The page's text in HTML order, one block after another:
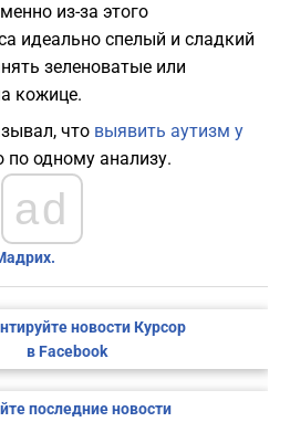
из-за этого
идеально спелый и сладкий
зеленоватые или
кожице.
что выявить аутизм у
по одному анализу.
ad
новости Курсор
в Facebook
последние новости